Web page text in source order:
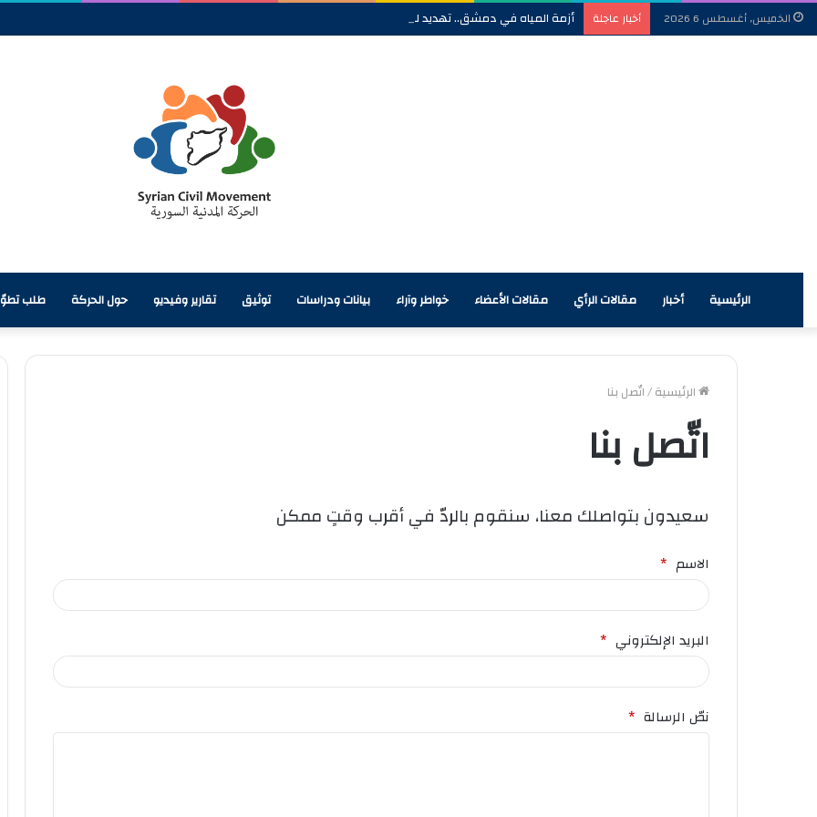
الخميس, أغسطس 6 2026 أخبار عاجلة أزمة المياه في دمشق.. تهديد للأمن المائي وأزمة تحتاج إلى معالجة شاملة
الرئيسية أخبار مقالات الرأي مقالات الأعضاء خواطر وآراء بيانات ودراسات توثيق تقارير وفيديو حول الحركة طلب
الرئيسية/اتّصل بنا
اتّصل بنا
سعيدون بتواصلك معنا، سنقوم بالردّ في أقرب وقتٍ ممكن
الاسم *
البريد الإلكتروني *
نصّ الرسالة *